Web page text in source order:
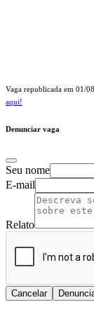
Vaga republicada em 01/
aqui!
Denunciar vaga
Seu nome
E-mail
Relato
Cancelar